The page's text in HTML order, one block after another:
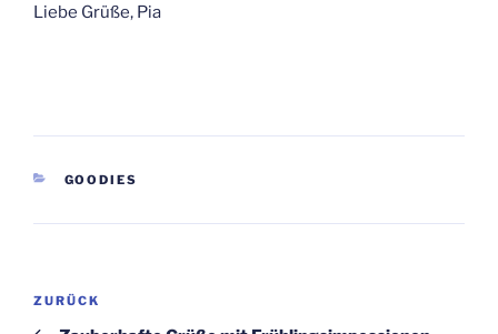
Liebe Grüße, Pia
KATEGORIEN
GOODIES
Beitragsnavigation
Vorheriger
Beitrag
ZURÜCK